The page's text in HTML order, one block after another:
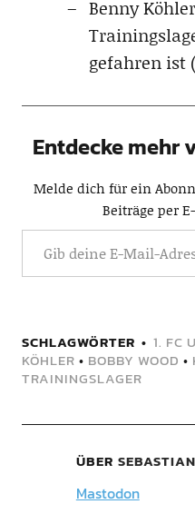
Benny
gefahren ist (
Entdecke mehr
Melde dich für ein
Beiträge per
SCHLAGWÖRTER 1. FC
KÖHLER • BOBBY WOOD •
TRAININGSLAGER
ÜBER
Mastodon